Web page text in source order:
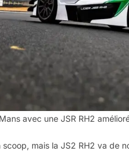
avec une JSR RH2
scoop, mais la JS2 RH2 va de